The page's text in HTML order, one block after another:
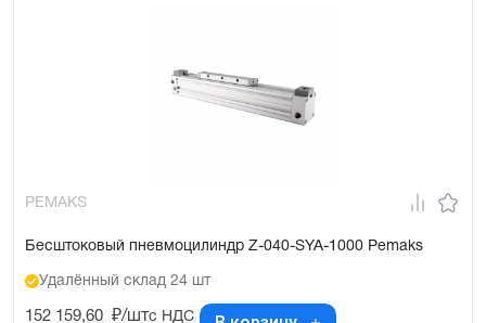
PEMAKS
Бесштоковый пневмоцилиндр Z-040-SYA-1000 Pemaks
Удалённый склад 24 шт
152 159,60 ₽/штс НДС